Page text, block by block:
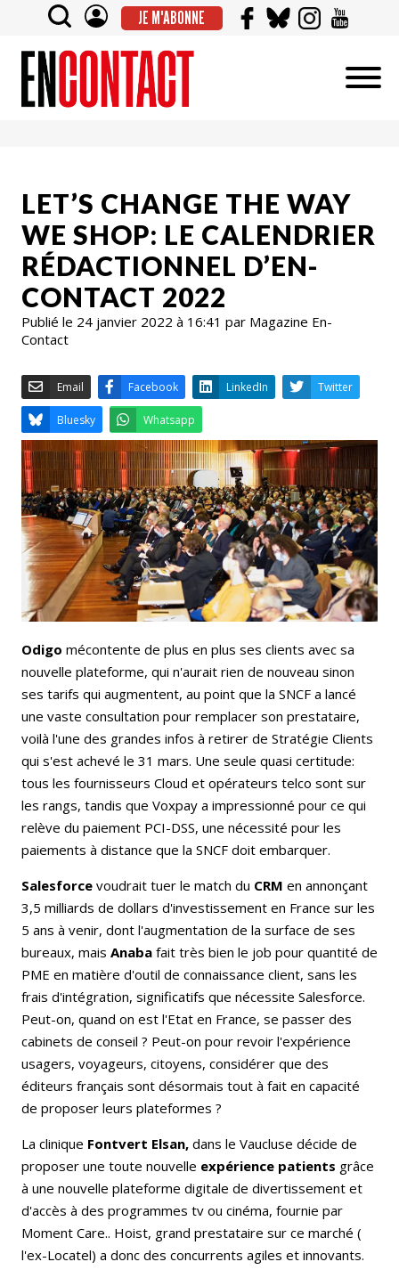
JE M'ABONNE
LET’S CHANGE THE WAY
WE SHOP: LE CALENDRIER
RÉDACTIONNEL D’EN-
CONTACT 2022
Publié le 24 janvier 2022 à 16:41 par Magazine En-
Contact
Email Facebook LinkedIn
Bluesky Whatsapp
Odigo mécontente de plus en plus ses clients avec sa
nouvelle plateforme, qui n'aurait rien de nouveau sinon
ses tarifs qui augmentent, au point que la SNCF a lancé
une vaste consultation pour remplacer son prestataire,
voilà l'une des grandes infos à retirer de Stratégie Clients
qui s'est achevé le 31 mars. Une seule quasi certitude:
tous les fournisseurs Cloud et opérateurs telco sont sur
les rangs, tandis que Voxpay a impressionné pour ce qui
relève du paiement PCI-DSS, une nécessité pour les
paiements à distance que la SNCF doit embarquer.
Salesforce voudrait tuer le match du CRM en annonçant
3,5 milliards de dollars d'investissement en France sur les
5 ans à venir, dont l'augmentation de la surface de ses
bureaux, mais Anaba fait très bien le job pour quantité de
PME en matière d'outil de connaissance client, sans les
frais d'intégration, significatifs que nécessite Salesforce.
Peut-on, quand on est l'Etat en France, se passer des
cabinets de conseil ? Peut-on pour revoir l'expérience
usagers, voyageurs, citoyens, considérer que des
éditeurs français sont désormais tout à fait en capacité
de proposer leurs plateformes ?
La clinique Fontvert Elsan, dans le Vaucluse décide de
proposer une toute nouvelle expérience patients grâce
à une nouvelle plateforme digitale de divertissement et
d'accès à des programmes tv ou cinéma, fournie par
Moment Care.. Hoist, grand prestataire sur ce marché (
l'ex-Locatel) a donc des concurrents agiles et innovants.